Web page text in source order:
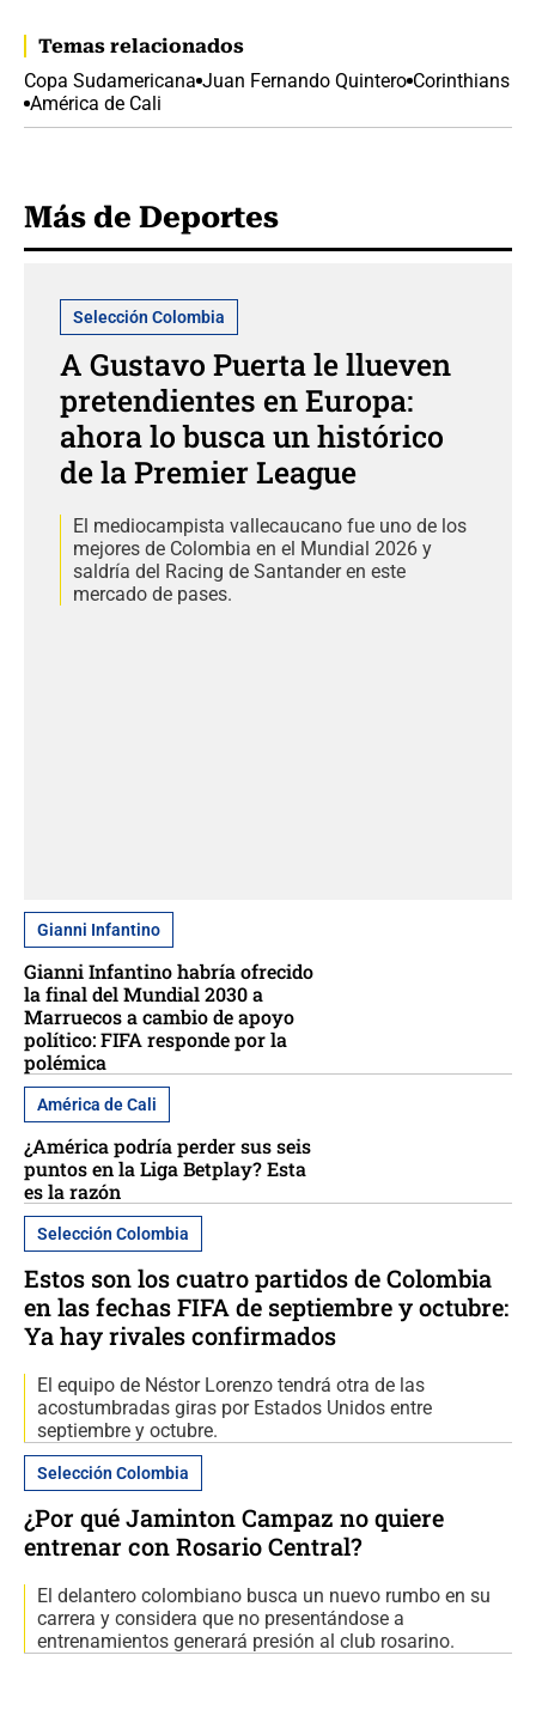
Temas relacionados
Copa Sudamericana Juan Fernando Quintero Corinthians
América de Cali
Más de Deportes
Selección Colombia
A Gustavo Puerta le llueven
pretendientes en Europa:
ahora lo busca un histórico
de la Premier League
El mediocampista vallecaucano fue uno de los
mejores de Colombia en el Mundial 2026 y
saldría del Racing de Santander en este
mercado de pases.
Gianni Infantino
Gianni Infantino habría ofrecido
la final del Mundial 2030 a
Marruecos a cambio de apoyo
político: FIFA responde por la
polémica
América de Cali
¿América podría perder sus seis
puntos en la Liga Betplay? Esta
es la razón
Selección Colombia
Estos son los cuatro partidos de Colombia
en las fechas FIFA de septiembre y octubre:
Ya hay rivales confirmados
El equipo de Néstor Lorenzo tendrá otra de las
acostumbradas giras por Estados Unidos entre
septiembre y octubre.
Selección Colombia
¿Por qué Jaminton Campaz no quiere
entrenar con Rosario Central?
El delantero colombiano busca un nuevo rumbo en su
carrera y considera que no presentándose a
entrenamientos generará presión al club rosarino.